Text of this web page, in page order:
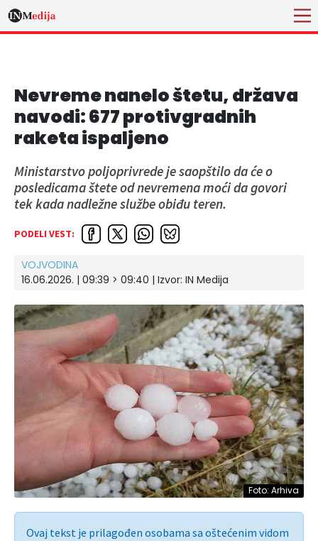
Nevreme nanelo štetu, država
navodi: 677 protivgradnih
raketa ispaljeno
Ministarstvo poljoprivrede je saopštilo da će o
posledicama štete od nevremena moći da govori
tek kada nadležne službe obiđu teren.
PODELI VEST:
VOJVODINA
16.06.2026. | 09:39 > 09:40 | Izvor: IN Medija
Foto: Arhiva
Ovaj tekst je prilagođen osobama sa oštećenim vidom